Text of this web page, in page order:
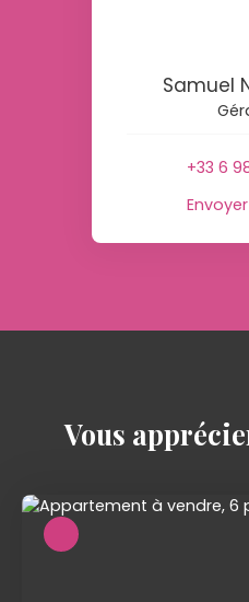
Samuel
+33 6
Vous